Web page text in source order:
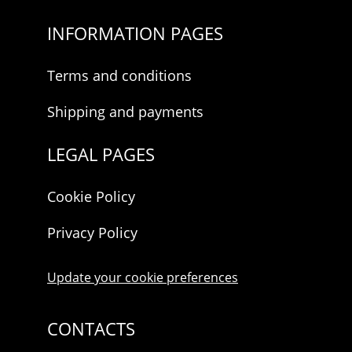
INFORMATION PAGES
Terms and conditions
Shipping and payments
LEGAL PAGES
Cookie Policy
Privacy Policy
Update your cookie preferences
CONTACTS